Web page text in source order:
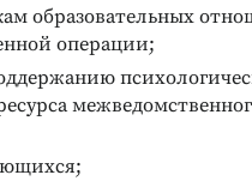
образовательных
операции;